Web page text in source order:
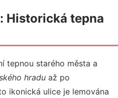
Historická tepna
tepnou starého města a
hradu až po
ikonická ulice je lemována